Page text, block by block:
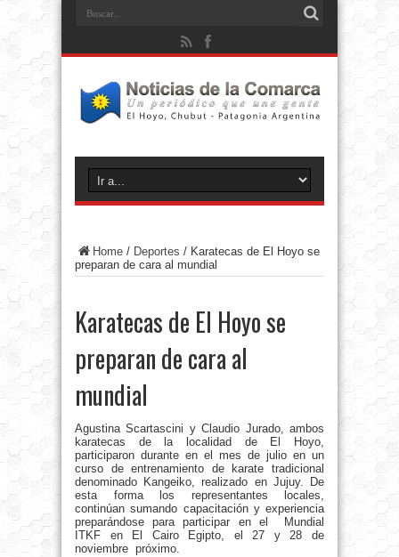
Home / Deportes / Karatecas de El Hoyo se
preparan de cara al mundial
Karatecas de El Hoyo se
preparan de cara al
mundial
Agustina Scartascini y Claudio Jurado, ambos
karatecas de la localidad de El Hoyo,
participaron durante en el mes de julio en un
curso de entrenamiento de karate tradicional
denominado Kangeiko, realizado en Jujuy. De
esta forma los representantes locales,
continúan sumando capacitación y experiencia
preparándose para participar en el Mundial
ITKF en El Cairo Egipto, el 27 y 28 de
noviembre próximo.